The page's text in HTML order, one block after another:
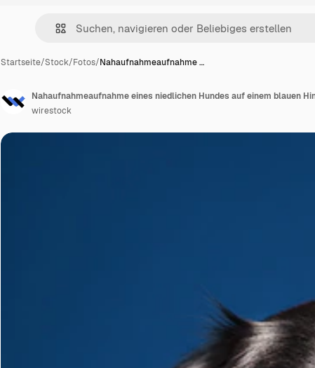
Startseite/Stock/Fotos/Nahaufnahmeaufnahme …
Nahaufnahmeaufnahme eines niedlichen Hundes auf einem blauen
wirestock